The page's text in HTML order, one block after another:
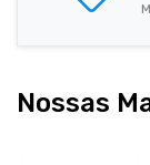
Nossas